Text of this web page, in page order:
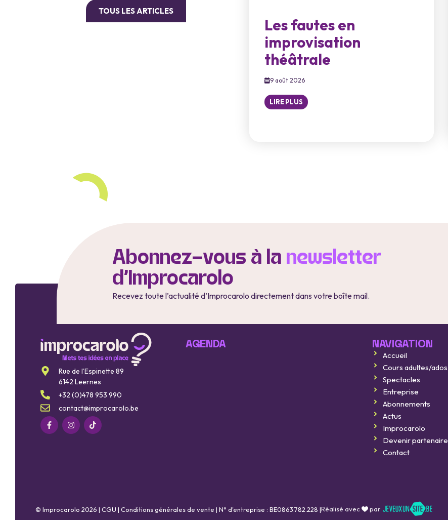
TOUS LES ARTICLES
Les fautes en
improvisation
théâtrale
9 août 2026
LIRE PLUS
Abonnez-vous à la newsletter
d'Improcarolo
Recevez toute l’actualité d’Improcarolo directement dans votre boîte mail.
Rue de l’Espinette 89
6142 Leernes
+32 (0)478 953 990
contact@improcarolo.be
AGENDA NAVIGATION
Accueil
Cours adultes/ados
Spectacles
Entreprise
Abonnements
Actus
Improcarolo
Devenir partenaire
Contact
© Improcarolo 2026 | CGU | Conditions générales de vente | N° d'entreprise : BE0863.782.228 |Réalisé avec par